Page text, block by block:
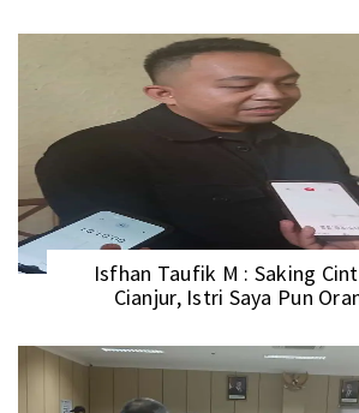
Isfhan Taufik M : Saking
Cianjur, Istri Saya Pun